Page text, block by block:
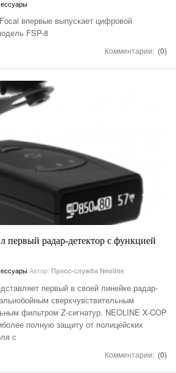
впервые выпускает цифровой
FSP-8
Комментарии: (0)
первый радар-детектор c функцией
Автор: Пресс-служба Neoline
первый в своей линейке радар-
сверхчувствительным
фильтром Z-сигнатур. NEOLINE X-COP
полную защиту от полицейских
с
Комментарии: (0)